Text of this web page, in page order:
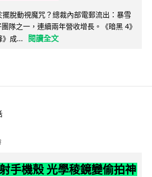
脫動視魔咒？總裁內部電郵流出：暴雪
隊之一，連續兩年營收增長。《暗黑 4》
》成...
閱讀全文
手機殼 光學稜鏡變偷拍神